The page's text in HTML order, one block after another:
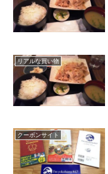
リアルな買い物
クーポンサイト